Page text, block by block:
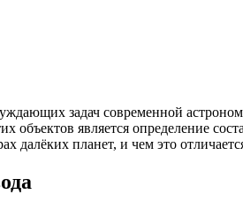
задач современной
объектов является определение
далёких планет, и чем это